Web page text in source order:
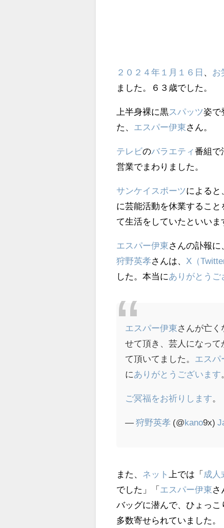
２０２４年 １月１６日 お
ました。６３歳でした。
上半身裸に黒スパッツ姿で
た、
エスパー伊東さん。
テレビのバラエティ番組で
営業でまわりました。
サンケイスポーツによると
に芸能活動を休業するこ
て生活をしていたといいま
エスパー伊東さんの訃報に
狩野英孝さんは、 X（
した。本当にありがとうご
エスパー伊東さんが亡
せて頂き、芸人になって
て頂いてました。
エスパ
にありがとうございます
ご冥福をお祈りします
—狩野英孝 (@kano9x)
また、 ネット 上では「 成人
でした」「 エスパー伊東さ
バッグに潜んで、ひょっ
多数寄せられていました。